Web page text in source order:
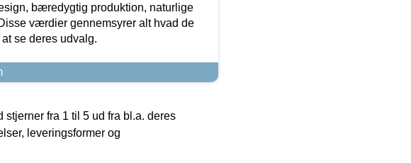
bæredygtig produktion, naturlige
værdier gennemsyrer alt hvad de
se deres udvalg.
fra 1 til 5 ud fra bl.a. deres
leveringsformer og